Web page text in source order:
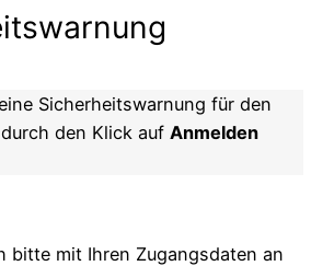
Sicherheitswarnung für den
den Klick auf Anmelden
bitte mit Ihren Zugangsdaten an